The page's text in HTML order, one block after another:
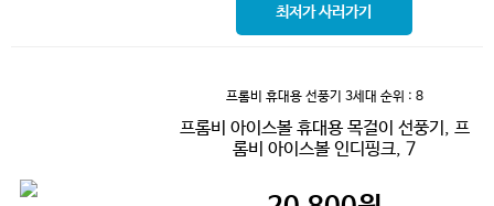
최저가 사러가기
프롬비 휴대용 선풍기 3세대 순위 : 8
프롬비 아이스볼 휴대용 목걸이 선풍기, 프
롬비 아이스볼 인디핑크, 7